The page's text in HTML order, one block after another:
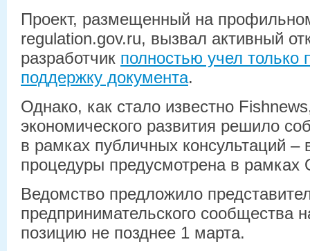
Проект, размещенный на
regulation.gov.ru, вызвал активный
разработчик полностью учел только
поддержку документа.
Однако, как стало известно
экономического развития решило
в рамках публичных консультаций –
процедуры предусмотрена в
Ведомство предложило
предпринимательского сообщества
позицию не позднее 1 марта.